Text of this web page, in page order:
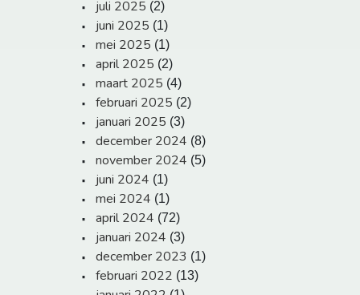
juli 2025 (2)
juni 2025 (1)
mei 2025 (1)
april 2025 (2)
maart 2025 (4)
februari 2025 (2)
januari 2025 (3)
december 2024 (8)
november 2024 (5)
juni 2024 (1)
mei 2024 (1)
april 2024 (72)
januari 2024 (3)
december 2023 (1)
februari 2022 (13)